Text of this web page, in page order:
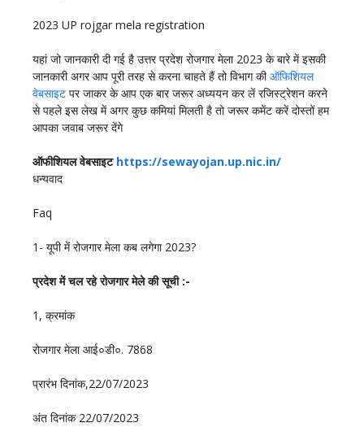
2023 UP rojgar mela registration
यहां जो जानकारी दी गई है उत्तर प्रदेश रोजगार मेला 2023 के बारे में इसकी
जानकारी अगर आप पूरी तरह से करना चाहते हैं तो विभाग कीऑफिशियल
वेबसाइट पर जाकर के आप एक बार जरूर अध्ययन कर लें रजिस्ट्रेशन करने
से पहले इस लेख में अगर कुछ कमियां मिलती है तो जरूर कमेंट करें दोस्तों हम
आपका जवाब जरूर देंगे
ऑफीशियल वेबसाइट https://sewayojan.up.nic.in/
धन्यवाद
Faq
1- यूपी में रोजगार मेला कब लगेगा 2023?
प्रदेश में चल रहे रोजगार मेले की सूची :-
1, क्रमांक
रोजगार मेला आई०डी०. 7868
प्रारंभ दिनांक,22/07/2023
अंत दिनांक 22/07/2023